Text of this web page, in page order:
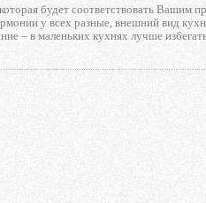
будет соответствовать
у всех разные, внешний вид
– в маленьких кухнях лучше